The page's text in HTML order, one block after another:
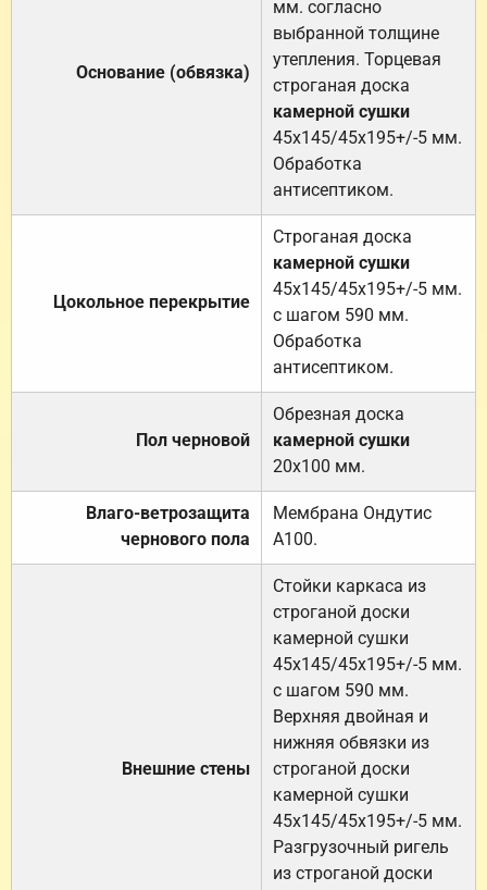
Основание (обвязка)
мм. согласно
выбранной толщине
утепления. Торцевая
строганая доска
камерной сушки
45х145/45х195+/-5 мм.
Обработка
антисептиком.
Цокольное перекрытие
Строганая доска
камерной сушки
45х145/45х195+/-5 мм.
с шагом 590 мм.
Обработка
антисептиком.
Пол черновой
Обрезная доска
камерной сушки
20х100 мм.
Влаго-ветрозащита
чернового пола
Мембрана Ондутис
А100.
Внешние стены
Стойки каркаса из
строганой доски
камерной сушки
45х145/45х195+/-5 мм.
с шагом 590 мм.
Верхняя двойная и
нижняя обвязки из
строганой доски
камерной сушки
45х145/45х195+/-5 мм.
Разгрузочный ригель
из строганой доски